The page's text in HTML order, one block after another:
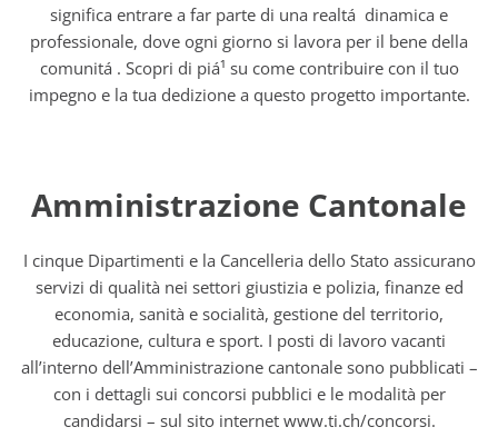
significa entrare a far parte di una realtá dinamica e
professionale, dove ogni giorno si lavora per il bene della
comunitá . Scopri di piá¹ su come contribuire con il tuo
impegno e la tua dedizione a questo progetto importante.
Amministrazione Cantonale
I cinque Dipartimenti e la Cancelleria dello Stato assicurano
servizi di qualità nei settori giustizia e polizia, finanze ed
economia, sanità e socialità, gestione del territorio,
educazione, cultura e sport. I posti di lavoro vacanti
all’interno dell’Amministrazione cantonale sono pubblicati –
con i dettagli sui concorsi pubblici e le modalità per
candidarsi – sul sito internet www.ti.ch/concorsi.